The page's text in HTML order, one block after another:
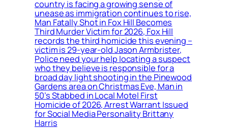
country is facing a growing sense of
unease as immigration continues to rise,
Man Fatally Shot in Fox Hill Becomes
Third Murder Victim for 2026, Fox Hill
records the third homicide this evening –
victim is 29-year-old Jason Armbrister,
Police need your help locating a suspect
who they believe is responsible for a
broad day light shooting in the Pinewood
Gardens area on Christmas Eve, Man in
50’s Stabbed in Local Motel First
Homicide of 2026, Arrest Warrant Issued
for Social Media Personality Brittany
Harris